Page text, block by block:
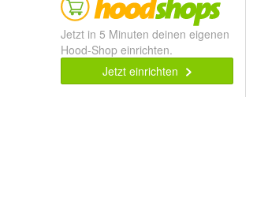
Jetzt in 5 Minuten deinen eigenen
Hood-Shop einrichten.
Jetzt einrichten